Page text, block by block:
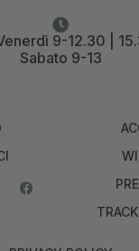
9-12.30 |
Sabato 9-13